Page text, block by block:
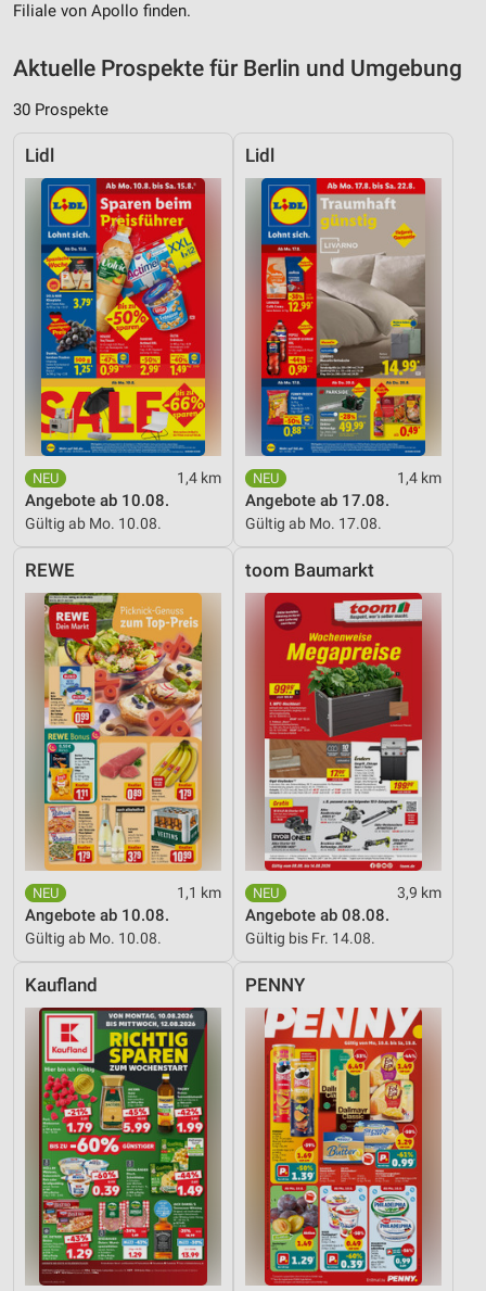
Filiale von Apollo finden.
Aktuelle Prospekte für Berlin und Umgebung
30 Prospekte
Lidl
1,4 km
Angebote ab 10.08.
Gültig ab Mo. 10.08.
Lidl
1,4 km
Angebote ab 17.08.
Gültig ab Mo. 17.08.
REWE
1,1 km
Angebote ab 10.08.
Gültig ab Mo. 10.08.
toom Baumarkt
3,9 km
Angebote ab 08.08.
Gültig bis Fr. 14.08.
Kaufland PENNY